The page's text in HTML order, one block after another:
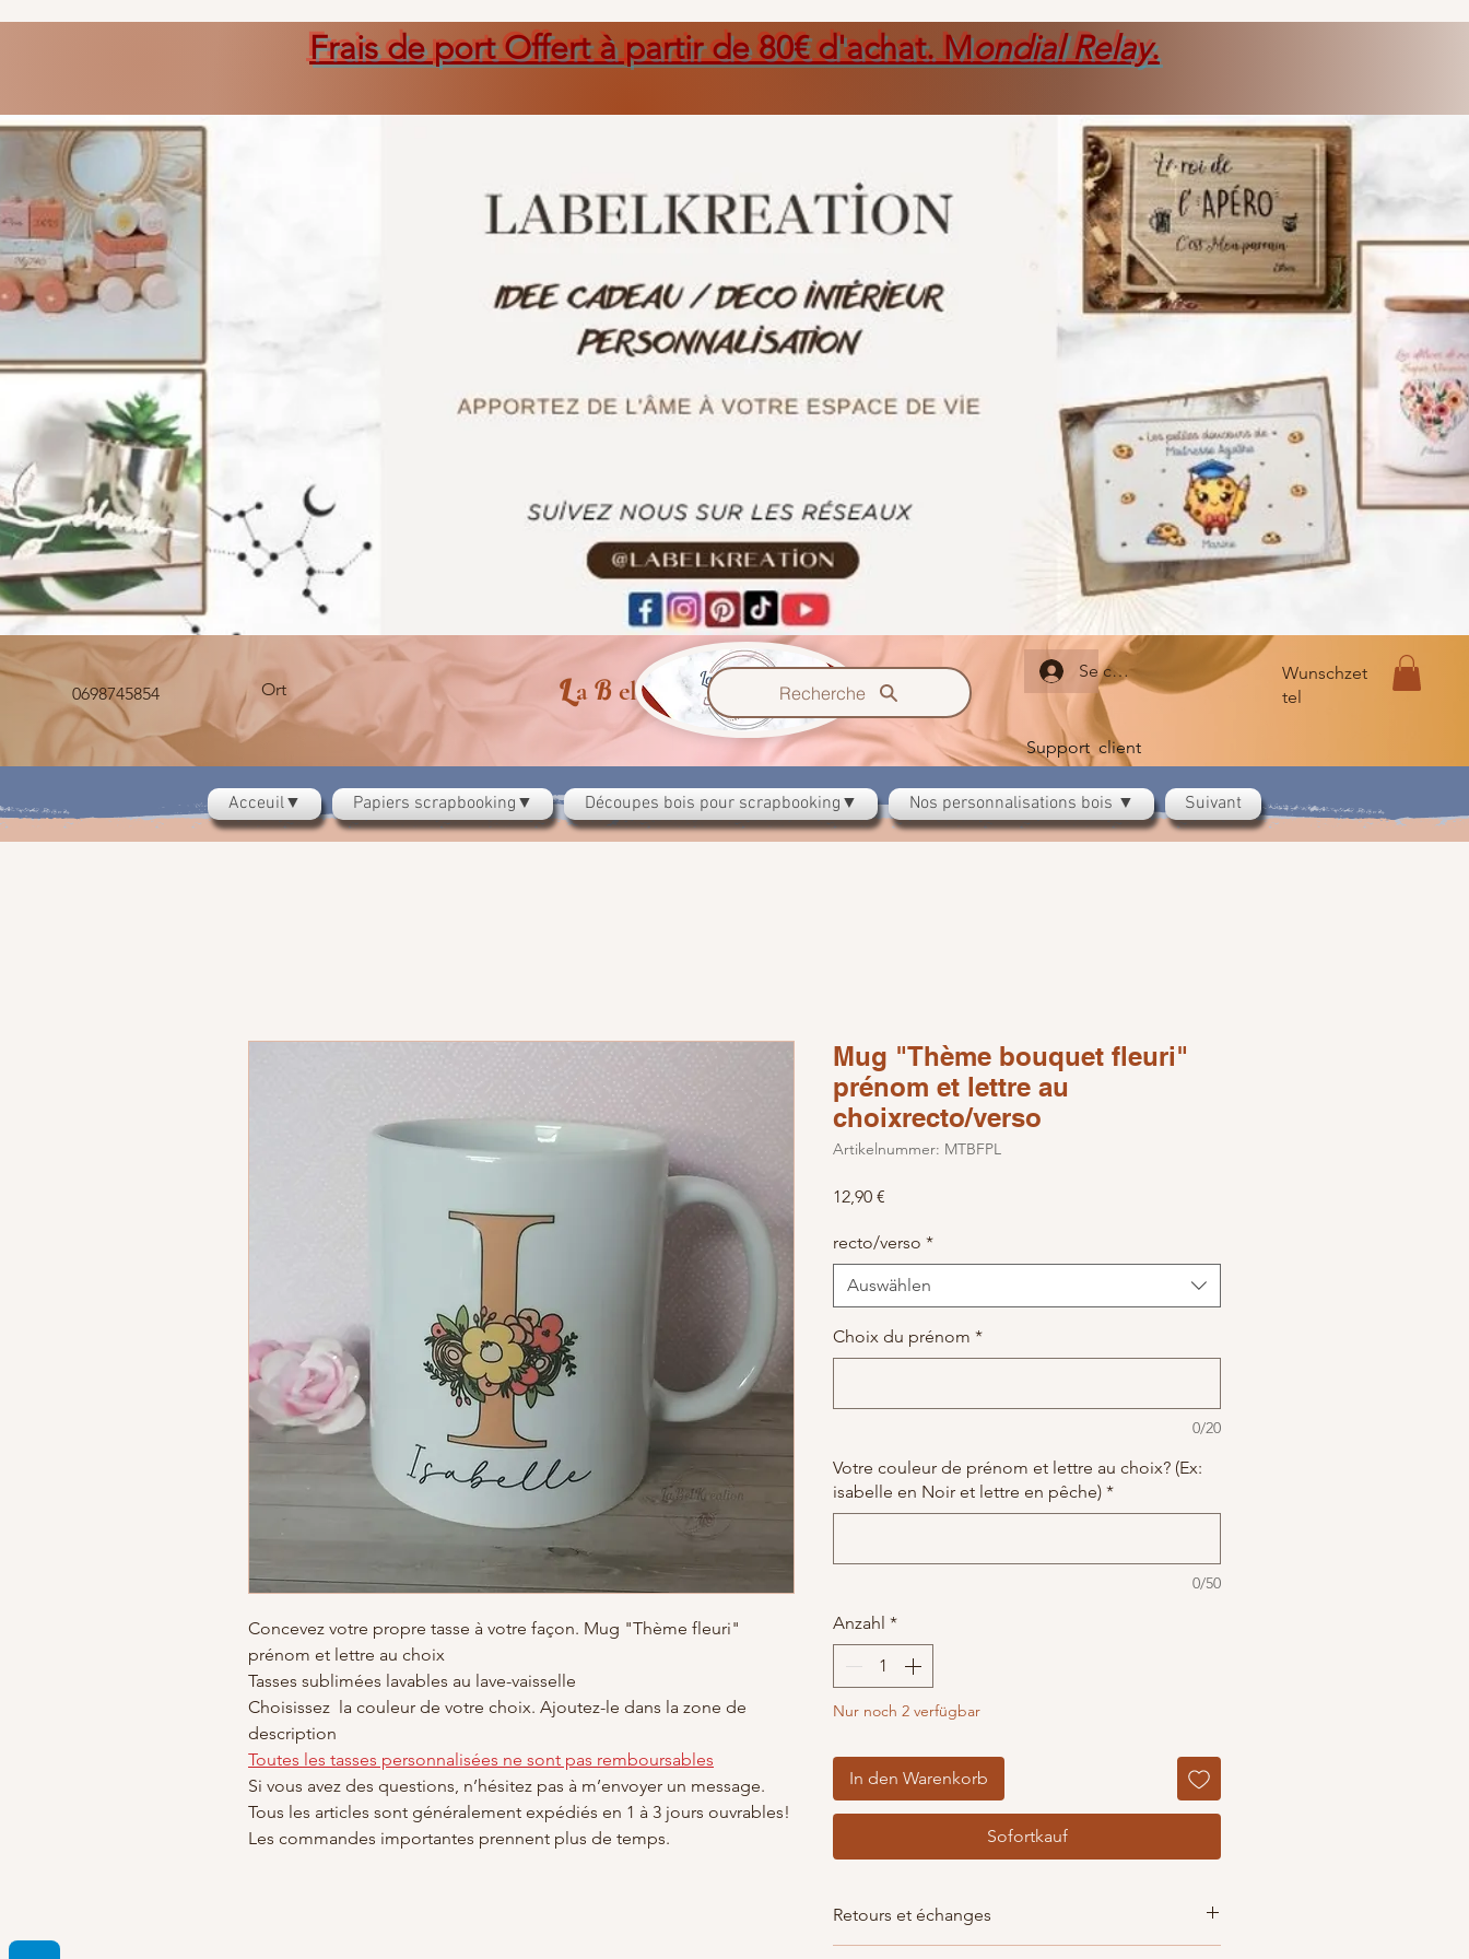
Frais de port Offert à partir de 80€ d'achat. Mondial Relay.
Acceuil▼ Papiers scrapbooking▼ Découpes bois pour scrapbooking▼ Nos personnalisations bois ▼ Suivant
0698745854 Ort La B elK ration Recherche
Se connecter
Support client
Wunschzet
tel
Concevez votre propre tasse à votre façon. Mug "Thème fleuri"
prénom et lettre au choix
Tasses sublimées lavables au lave-vaisselle
Choisissez la couleur de votre choix. Ajoutez-le dans la zone de
description
Toutes les tasses personnalisées ne sont pas remboursables
Si vous avez des questions, n’hésitez pas à m’envoyer un message.
Tous les articles sont généralement expédiés en 1 à 3 jours ouvrables!
Les commandes importantes prennent plus de temps.
Mug "Thème bouquet fleuri"
prénom et lettre au
choixrecto/verso
Artikelnummer: MTBFPL
12,90 €
recto/verso *
Auswählen
Choix du prénom *
0/20
Votre couleur de prénom et lettre au choix? (Ex:
isabelle en Noir et lettre en pêche) *
0/50
Anzahl *
Nur noch 2 verfügbar
In den Warenkorb
Sofortkauf
Retours et échanges